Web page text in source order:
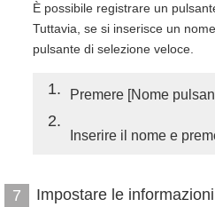
È possibile registrare un
Tuttavia, se si inserisce un
pulsante di selezione veloce.
1 Premere [Nome
2
Inserire il nome e
7
Impostare le